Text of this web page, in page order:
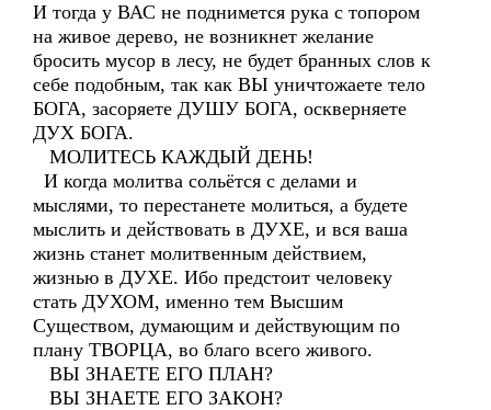
И тогда у ВАС не поднимется рука с топором
на живое дерево, не возникнет желание
бросить мусор в лесу, не будет бранных слов к
себе подобным, так как ВЫ уничтожаете тело
БОГА, засоряете ДУШУ БОГА, оскверняете
ДУХ БОГА.
МОЛИТЕСЬ КАЖДЫЙ ДЕНЬ!
И когда молитва сольётся с делами и
мыслями, то перестанете молиться, а будете
мыслить и действовать в ДУХЕ, и вся ваша
жизнь станет молитвенным действием,
жизнью в ДУХЕ. Ибо предстоит человеку
стать ДУХОМ, именно тем Высшим
Существом, думающим и действующим по
плану ТВОРЦА, во благо всего живого.
ВЫ ЗНАЕТЕ ЕГО ПЛАН?
ВЫ ЗНАЕТЕ ЕГО ЗАКОН?